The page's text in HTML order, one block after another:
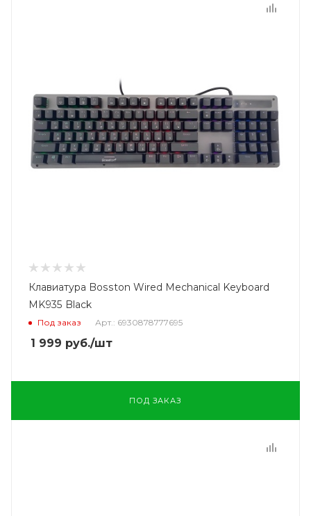
Клавиатура Bosston Wired Mechanical Keyboard
MK935 Black
Под заказ Арт.: 6930878777695
1 999 руб./шт
ПОД ЗАКАЗ